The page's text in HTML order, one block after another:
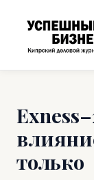
только